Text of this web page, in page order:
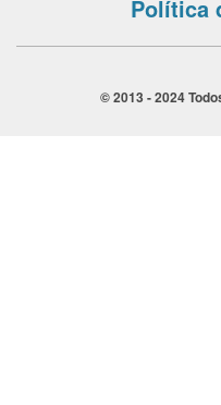
Política
© 2013 - 2024